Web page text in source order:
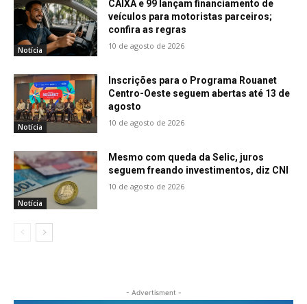
Notícia
CAIXA e 99 lançam financiamento de
veículos para motoristas parceiros;
confira as regras
10 de agosto de 2026
Notícia
Inscrições para o Programa Rouanet
Centro-Oeste seguem abertas até 13 de
agosto
10 de agosto de 2026
Notícia
Mesmo com queda da Selic, juros
seguem freando investimentos, diz CNI
10 de agosto de 2026
- Advertisment -